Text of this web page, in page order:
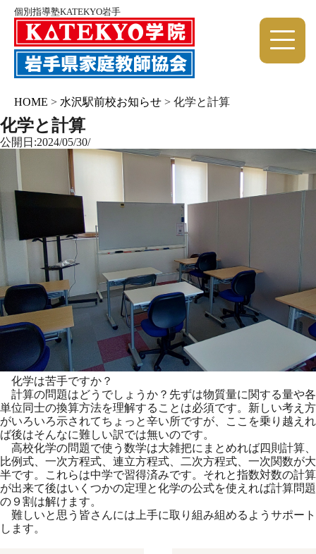
個別指導塾KATEKYO岩手
HOME > 水沢駅前校お知らせ > 化学と計算
化学と計算
公開日:2024/05/30/
化学は苦手ですか？
計算の問題はどうでしょうか？先ずは物質量に関する量や各
単位同士の換算方法を理解することは必須です。新しい考え方
がいろいろ示されてちょっと辛い所ですが、ここを乗り越えれ
ば後はそんなに難しい訳では無いのです。
高校化学の問題で使う数学は大雑把にまとめれば四則計算、
比例式 、一次方程式、連立方程式、二次方程式、一次関数が大
半です。
これらは中学で習得済みです。それと指数対数の計算
が出来て後はいくつかの定理と化学の公式を使えれば計算問題
の９割は解けます。
難しいと思う皆さんには上手に取り組み組めるようサポート
します。